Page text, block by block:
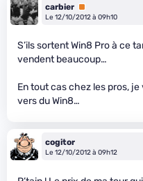
carbier Premium
Le 12/10/2012 à 09h10
S’ils sortent Win8 Pro à ce
vendent beaucoup…
En tout cas chez les pros,
vers du Win8…
cogitor
Le 12/10/2012 à 09h12